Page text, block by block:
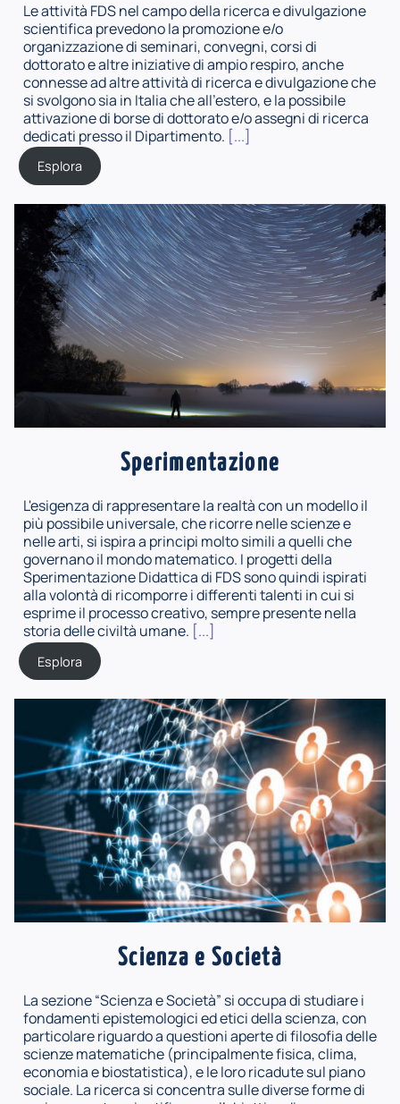
Le attività FDS nel campo della ricerca e divulgazione
scientifica prevedono la promozione e/o
organizzazione di seminari, convegni, corsi di
dottorato e altre iniziative di ampio respiro, anche
connesse ad altre attività di ricerca e divulgazione che
si svolgono sia in Italia che all'estero, e la possibile
attivazione di borse di dottorato e/o assegni di ricerca
dedicati presso il Dipartimento. [...]
Esplora
Sperimentazione
L'esigenza di rappresentare la realtà con un modello il
più possibile universale, che ricorre nelle scienze e
nelle arti, si ispira a principi molto simili a quelli che
governano il mondo matematico. I progetti della
Sperimentazione Didattica di FDS sono quindi ispirati
alla volontà di ricomporre i differenti talenti in cui si
esprime il processo creativo, sempre presente nella
storia delle civiltà umane. [...]
Esplora
Scienza e Società
La sezione “Scienza e Società” si occupa di studiare i
fondamenti epistemologici ed etici della scienza, con
particolare riguardo a questioni aperte di filosofia delle
scienze matematiche (principalmente fisica, clima,
economia e biostatistica), e le loro ricadute sul piano
sociale. La ricerca si concentra sulle diverse forme di